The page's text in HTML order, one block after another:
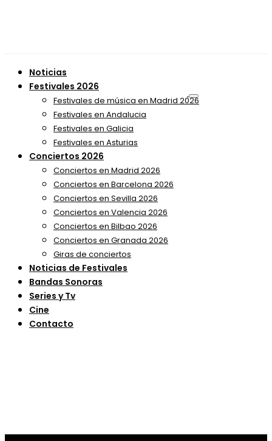
Noticias
Festivales 2026
Festivales de música en Madrid 2026
Festivales en Andalucia
Festivales en Galicia
Festivales en Asturias
Conciertos 2026
Conciertos en Madrid 2026
Conciertos en Barcelona 2026
Conciertos en Sevilla 2026
Conciertos en Valencia 2026
Conciertos en Bilbao 2026
Conciertos en Granada 2026
Giras de conciertos
Noticias de Festivales
Bandas Sonoras
Series y Tv
Cine
Contacto